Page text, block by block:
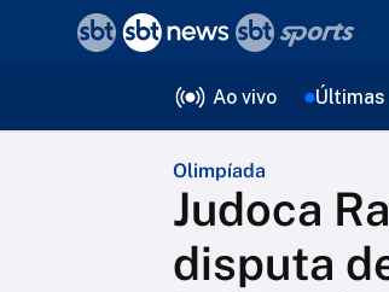
Ao vivo Últimas
Olimpíada
Judoca
disputa
voltar
Editorias